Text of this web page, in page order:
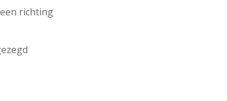
richting